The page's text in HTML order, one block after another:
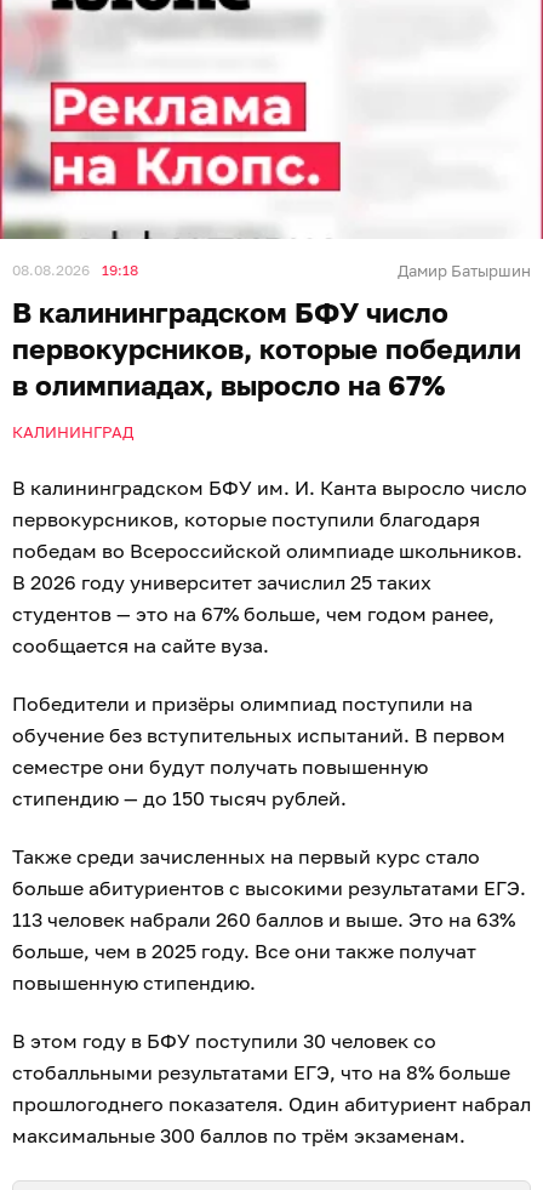
08.08.2026 19:18 Дамир Батыршин
В калининградском БФУ число
первокурсников, которые победили
в олимпиадах, выросло на 67%
КАЛИНИНГРАД
В калининградском БФУ им. И. Канта выросло число
первокурсников, которые поступили благодаря
победам во Всероссийской олимпиаде школьников.
В 2026 году университет зачислил 25 таких
студентов — это на 67% больше, чем годом ранее,
сообщается на сайте вуза.
Победители и призёры олимпиад поступили на
обучение без вступительных испытаний. В первом
семестре они будут получать повышенную
стипендию — до 150 тысяч рублей.
Также среди зачисленных на первый курс стало
больше абитуриентов с высокими результатами ЕГЭ.
113 человек набрали 260 баллов и выше. Это на 63%
больше, чем в 2025 году. Все они также получат
повышенную стипендию.
В этом году в БФУ поступили 30 человек со
стобалльными результатами ЕГЭ, что на 8% больше
прошлогоднего показателя. Один абитуриент набрал
максимальные 300 баллов по трём экзаменам.